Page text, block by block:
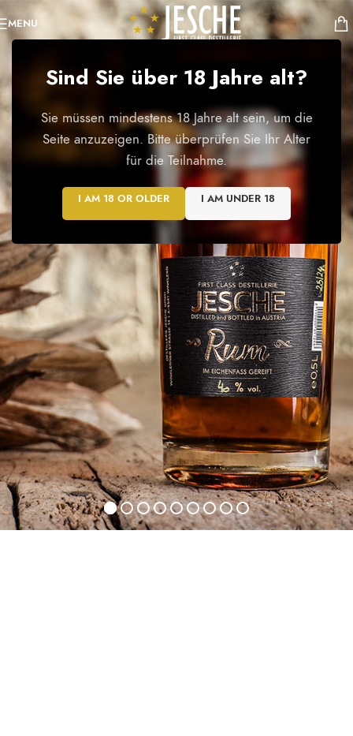
Sind Sie über 18 Jahre alt?
Sie müssen mindestens 18 Jahre alt sein, um die
Seite anzuzeigen. Bitte überprüfen Sie Ihr Alter
für die Teilnahme.
I AM 18 OR OLDER I AM UNDER 18
MENU
Jesche Rum
Zum Produkt